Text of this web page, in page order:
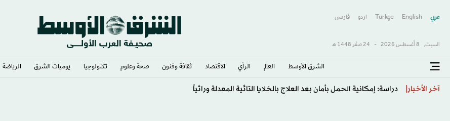
عربي English
Türkçe اردو فارسى
السبت, 8 أغسطس 2026 - 24 صفَر 1448 هـ
الشرق الأوسط​ العالم الرأي الاقتصاد ثقافة وفنون صحة وعلوم تكنولوجيا يوميات الشرق​ الرياضة
آخر الأخبار